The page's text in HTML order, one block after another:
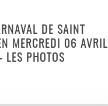
DE SAINT
MERCREDI 06 AVRIL
PHOTOS